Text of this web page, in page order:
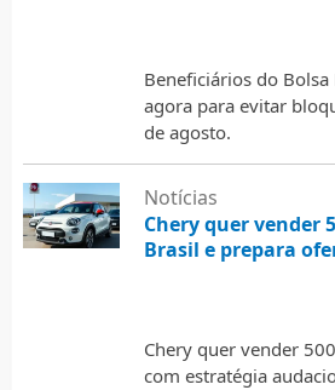
Beneficiários do
agora para evitar
de agosto.
Notícias
Chery quer vender
Brasil e prepara
Chery quer vender
com estratégia